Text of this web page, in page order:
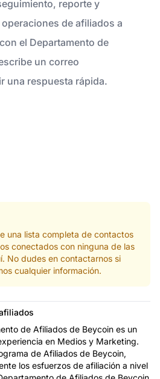
reporte y
de afiliados a
el Departamento de
un correo
una respuesta rápida.
una lista completa de contactos
conectados con ninguna de las
No dudes en contactarnos si
cualquier información.
de Afiliados de Beycoin es un
en Medios y Marketing.
de Afiliados de Beycoin,
los esfuerzos de afiliación a nivel